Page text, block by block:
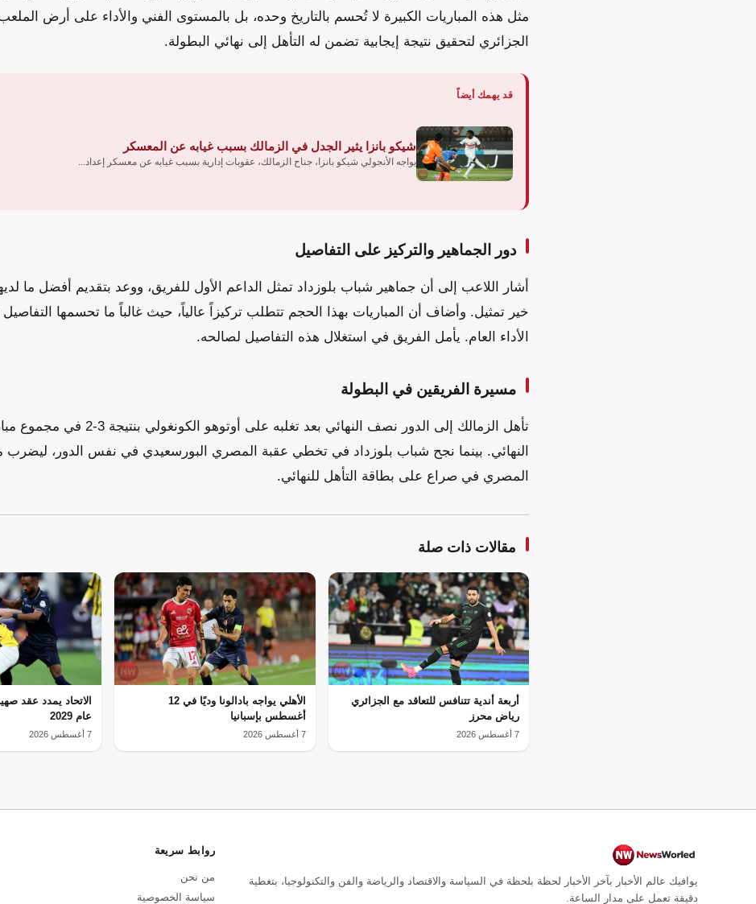
مثل هذه المباريات الكبيرة لا تُحسم بالتاريخ وحده، بل بالمستوى الفني والأداء على أرض
الجزائري لتحقيق نتيجة إيجابية تضمن له التأهل إلى نهائي البطولة.
قد يهمك أيضاً
شيكو بانزا يثير الجدل في الزمالك بسبب غيابه عن المعسكر
يواجه الأنجولي شيكو بانزا، جناح الزمالك، عقوبات إدارية بسبب غيابه عن معسكر إعداد...
دور الجماهير والتركيز على التفاصيل
أشار اللاعب إلى أن جماهير شباب بلوزداد تمثل الداعم الأول للفريق، ووعد بتقديم أفضل ما
خير تمثيل. وأضاف أن المباريات بهذا الحجم تتطلب تركيزاً عالياً، حيث غالباً ما تحسمها
الأداء العام. يأمل الفريق في استغلال هذه التفاصيل لصالحه.
مسيرة الفريقين في البطولة
تأهل الزمالك إلى الدور نصف النهائي بعد تغلبه على
النهائي. بينما نجح شباب بلوزداد في تخطي عقبة المصري البورسعيدي في نفس الدور، ليضرب
المصري في صراع على بطاقة التأهل للنهائي.
مقالات ذات صلة
أربعة أندية تتنافس للتعاقد مع الجزائري
رياض محرز
7 أغسطس 2026
الأهلي يواجه بادالونا وديًا في 12
أغسطس بإسبانيا
7 أغسطس 2026
الاتحاد يمدد عقد
عام 2029
7 أغسطس 2026
يوافيك عالم الأخبار بآخر الأخبار لحظة بلحظة في السياسة والاقتصاد والرياضة والفن والتكنولوجيا، بتغطية
دقيقة تعمل على مدار الساعة.
روابط سريعة
من نحن
سياسة الخصوصية